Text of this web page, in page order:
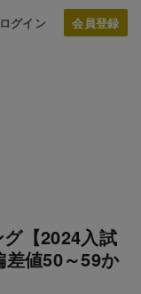
ログイン
グ【2024入試
差値50～59か